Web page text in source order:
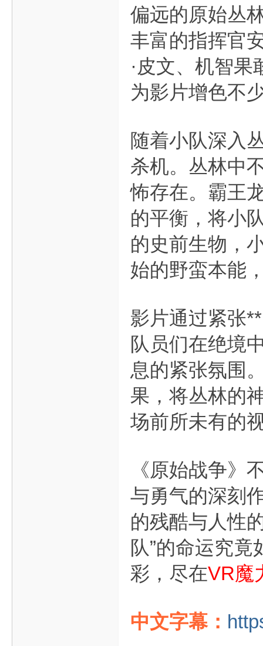
偏远的原始丛
丰富的指挥官
·皮文、机智
为影片增色不
随着小队深入
杀机。丛林中
怖存在。霸王
的平衡，将小
的史前生物，
始的野蛮本能
影片通过紧张
队员们在绝境
息的紧张氛围
果，将丛林的
场前所未有的
《原始战争》
与勇气的深刻
的残酷与人性
队”的命运究
彩，尽在VR魔
中文字幕：